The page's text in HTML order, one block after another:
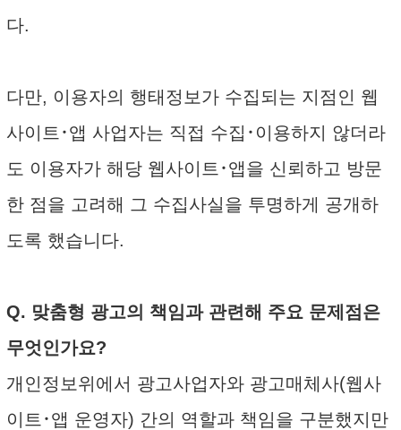
다.
다만, 이용자의 행태정보가 수집되는 지점인 웹
사이트･앱 사업자는 직접 수집･이용하지 않더라
도 이용자가 해당 웹사이트･앱을 신뢰하고 방문
한 점을 고려해 그 수집사실을 투명하게 공개하
도록 했습니다.
Q. 맞춤형 광고의 책임과 관련해 주요 문제점은
무엇인가요?
개인정보위에서 광고사업자와 광고매체사(웹사
이트･앱 운영자) 간의 역할과 책임을 구분했지만